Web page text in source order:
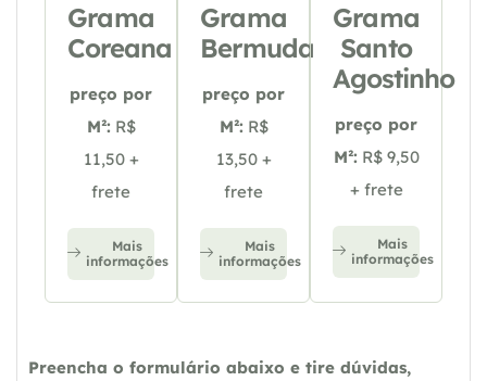
Grama
Coreana
preço por
M²: R$
11,50 +
frete
Mais
informações
Grama
Bermuda
preço por
M²: R$
13,50 +
frete
Mais
informações
Grama
Santo
Agostinho
preço por
M²: R$ 9,50
+ frete
Mais
informações
Preencha o formulário abaixo e tire dúvidas,